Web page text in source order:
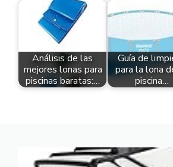
Análisis de las
mejores lonas para
piscinas baratas:…
Guía de
para la lona
piscina…